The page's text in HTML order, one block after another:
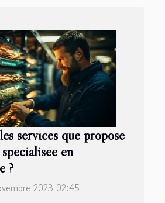
services que propose
en
?
2023 02:45